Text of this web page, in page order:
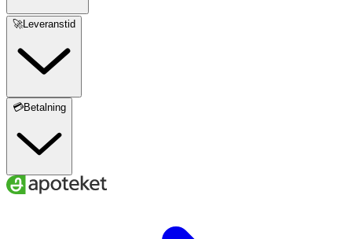
🚀Leveranstid
💳Betalning